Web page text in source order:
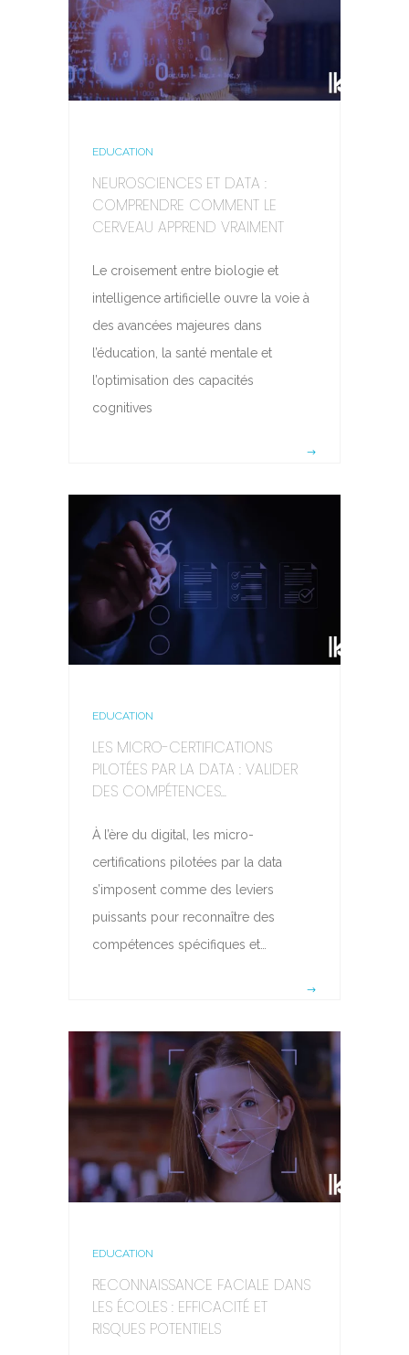
EDUCATION
NEUROSCIENCES ET DATA :
COMPRENDRE COMMENT LE
CERVEAU APPREND VRAIMENT
Le croisement entre biologie et
intelligence artificielle ouvre la voie à
des avancées majeures dans
l’éducation, la santé mentale et
l’optimisation des capacités
cognitives
EDUCATION
LES MICRO-CERTIFICATIONS
PILOTÉES PAR LA DATA : VALIDER
DES COMPÉTENCES...
À l’ère du digital, les micro-
certifications pilotées par la data
s’imposent comme des leviers
puissants pour reconnaître des
compétences spécifiques et…
EDUCATION
RECONNAISSANCE FACIALE DANS
LES ÉCOLES : EFFICACITÉ ET
RISQUES POTENTIELS